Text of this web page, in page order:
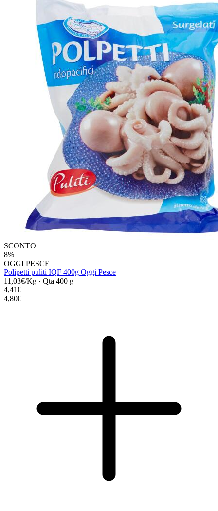
SCONTO
8%
OGGI PESCE
Polipetti puliti IQF 400g Oggi Pesce
11,03€/Kg · Qta 400 g
4,41€
4,80€